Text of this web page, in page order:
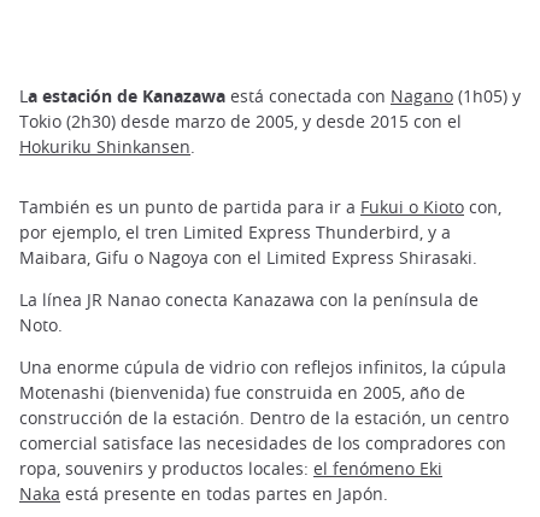
La estación de Kanazawa está conectada con Nagano (1h05) y
Tokio (2h30) desde marzo de 2005, y desde 2015 con el
Hokuriku Shinkansen.
También es un punto de partida para ir a Fukui o Kioto con,
por ejemplo, el tren Limited Express Thunderbird, y a
Maibara, Gifu o Nagoya con el Limited Express Shirasaki.
La línea JR Nanao conecta Kanazawa con la península de
Noto.
Una enorme cúpula de vidrio con reflejos infinitos, la cúpula
Motenashi (bienvenida) fue construida en 2005, año de
construcción de la estación. Dentro de la estación, un centro
comercial satisface las necesidades de los compradores con
ropa, souvenirs y productos locales: el fenómeno Eki
Naka está presente en todas partes en Japón.